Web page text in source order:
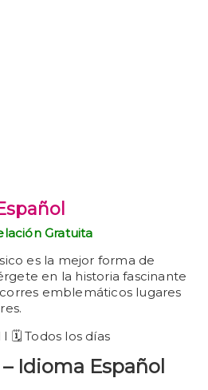
Gratuita
es la mejor forma de
en la historia fascinante
emblemáticos lugares
I 🗓️ Todos los días
Idioma Español